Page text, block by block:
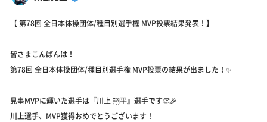
【 第78回 全日本体操団体/種目別選手権 MVP投票結果発表！】
皆さまこんばんは！
第78回 全日本体操団体/種目別選手権 MVP投票の結果が出ました！✨
見事MVPに輝いた選手は『川上 翔平』選手です👏🎉
川上選手、MVP獲得おめでとうございます！